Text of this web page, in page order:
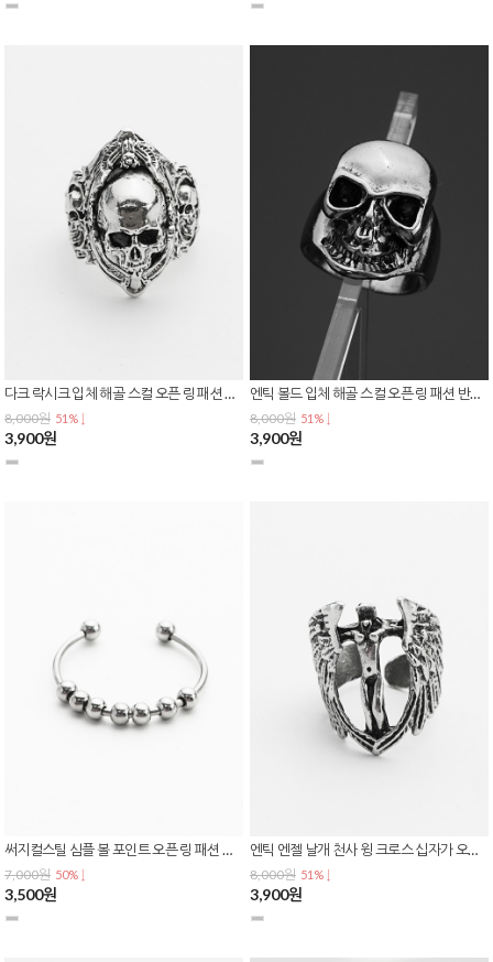
다크 락시크 입체 해골 스컬 오픈 링 패션 반지 R-0158
8,000원 51% ↓
3,900원
엔틱 볼드 입체 해골 스컬 오픈 링 패션 반지 R-0157
8,000원 51% ↓
3,900원
써지컬스틸 심플 볼 포인트 오픈 링 패션 반지 R-0156
7,000원 50% ↓
3,500원
엔틱 엔젤 날개 천사 윙 크로스 십자가 오픈링 패션 반지 R-0155
8,000원 51% ↓
3,900원